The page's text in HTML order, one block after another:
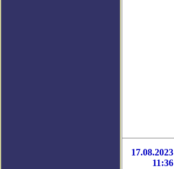
17.08.2023
11:36